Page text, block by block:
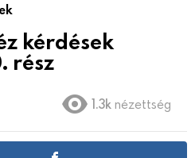
kérdések
rész
1.3k nézettség